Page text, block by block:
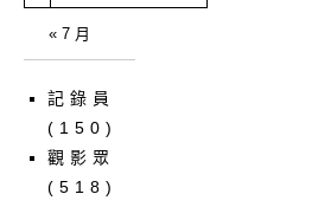
« 7 月
記錄員
(150)
觀影眾
(518)